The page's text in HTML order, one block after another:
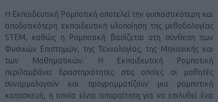
Η Εκπαιδευτική Ρομποτική αποτελεί την ουσιαστικότερη και
αποδοτικότερη εκπαιδευτική υλοποίηση της μεθοδολογίας
STEM, καθώς η Ρομποτική βασίζεται στη σύνθεση των
Φυσικών Επιστημών, της Τεχνολογίας, της Μηχανικής και
των Μαθηματικών. Η Εκπαιδευτική Ρομποτική
περιλαμβάνει δραστηριότητες στις οποίες οι μαθητές
συναρμολογούν και προγραμματίζουν μια ρομποτική
κατασκευή, η οποία είναι απαραίτητη για να επιλυθεί ένα